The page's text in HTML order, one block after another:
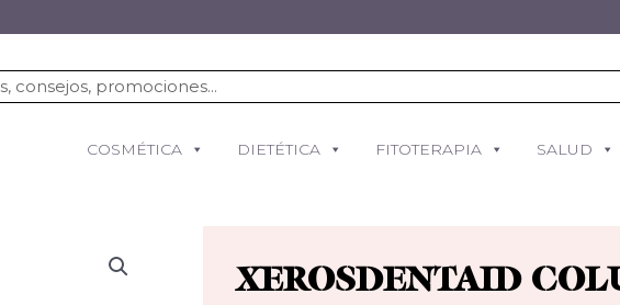
COSMÉTICA DIETÉTICA FITOTERAPIA SALUD
XEROSDENTAID